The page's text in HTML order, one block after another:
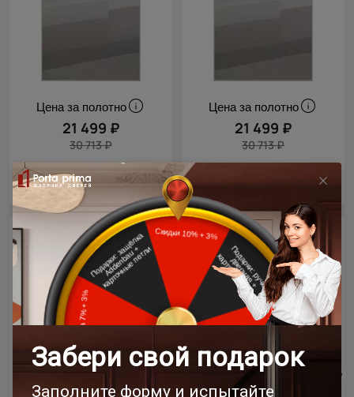
Цена за полотно
21 499 ₽
30 713 ₽
Цена за полотно
21 499 ₽
30 713 ₽
- 30% скидка
Межкомнатная дверь
Tivoli / Тиволи А-1
Невидимка
Венге Нуар
Межкомнатная дверь
Tivoli / Тиволи Д-2
Невидимка
Белый ясень